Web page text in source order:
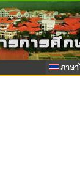
ภาษา